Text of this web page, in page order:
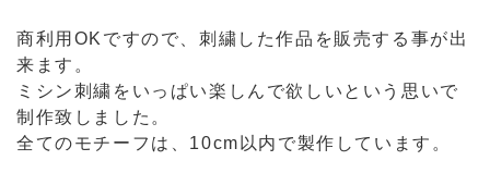
商利用OKですので、刺繍した作品を販売する事が出
来ます。
ミシン刺繍をいっぱい楽しんで欲しいという思いで
制作致しました。
全てのモチーフは、10cm以内で製作しています。